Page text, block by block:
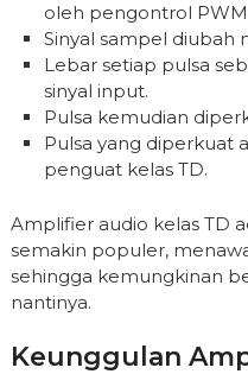
oleh pengontrol
Sinyal sampel diubah
Lebar setiap pulsa
sinyal input.
Pulsa kemudian
Pulsa yang diperkuat
penguat kelas TD.
Amplifier audio kelas TD
semakin populer,
sehingga kemungkinan
nantinya.
Keunggulan